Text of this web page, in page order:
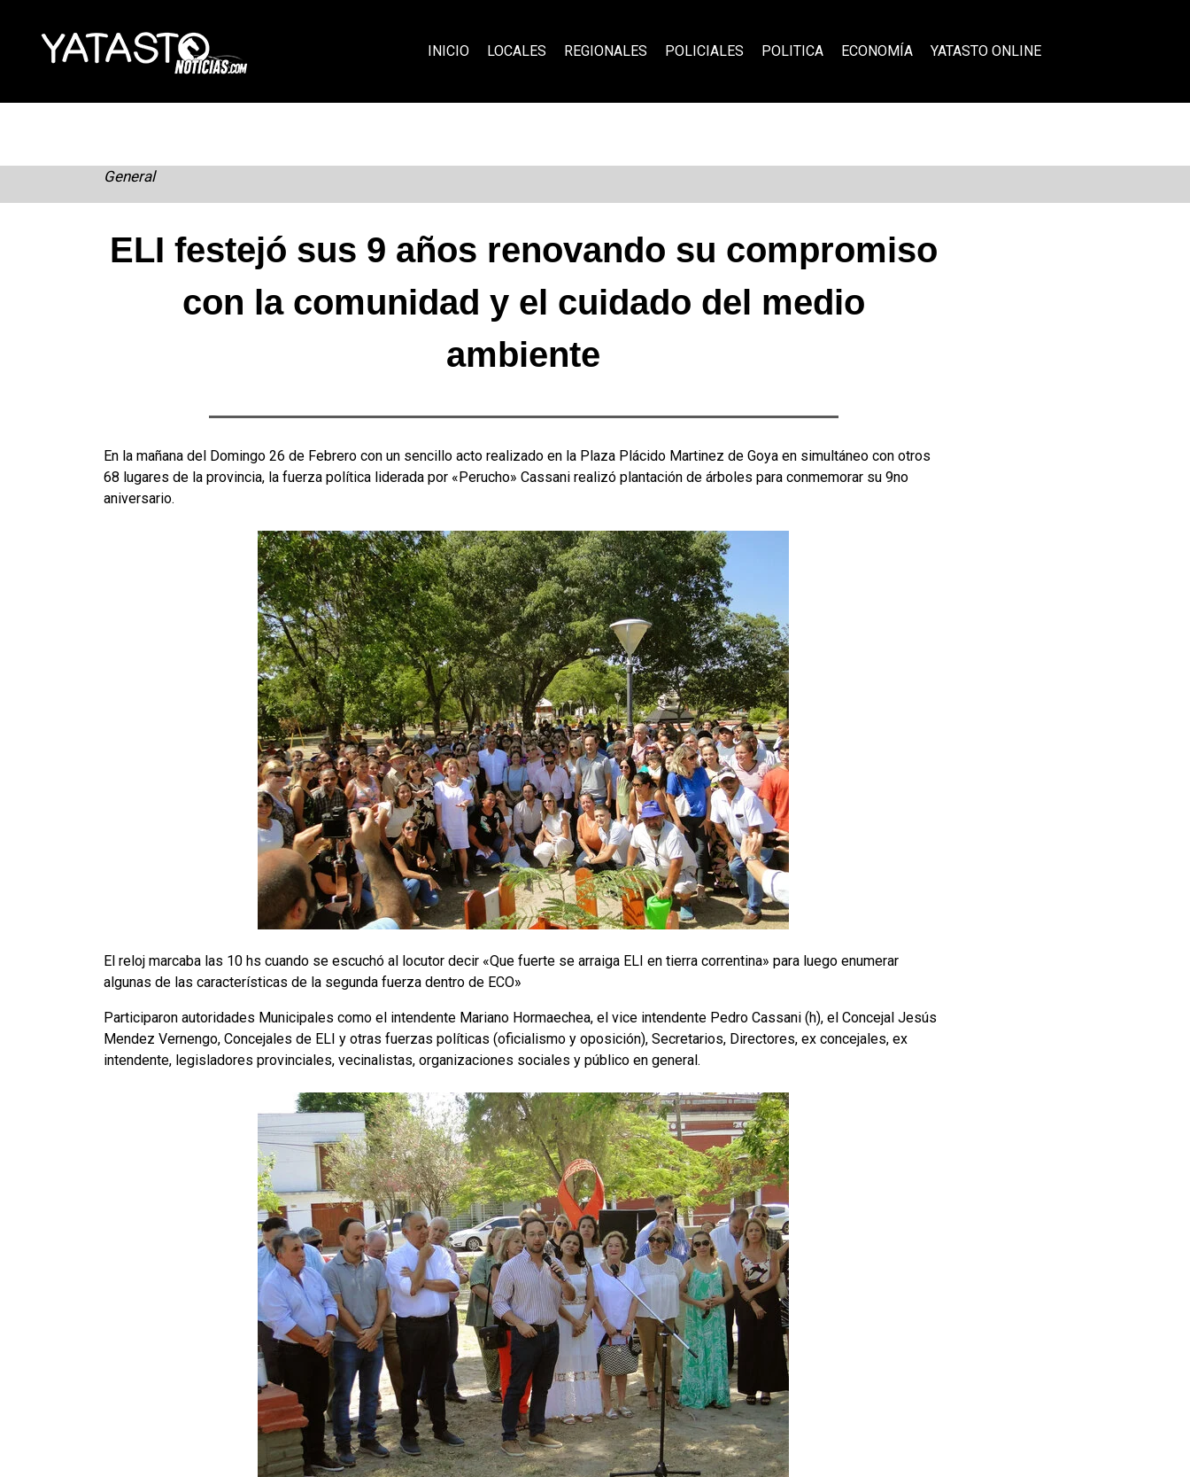
INICIO LOCALES REGIONALES POLICIALES POLITICA ECONOMÍA YATASTO ONLINE
General
ELI festejó sus 9 años renovando su compromiso
con la comunidad y el cuidado del medio
ambiente
En la mañana del Domingo 26 de Febrero con un sencillo acto realizado en la Plaza Plácido Martinez de Goya en simultáneo con otros
68 lugares de la provincia, la fuerza política liderada por «Perucho» Cassani realizó plantación de árboles para conmemorar su 9no
aniversario.
El reloj marcaba las 10 hs cuando se escuchó al locutor decir «Que fuerte se arraiga ELI en tierra correntina» para luego enumerar
algunas de las características de la segunda fuerza dentro de ECO»
Participaron autoridades Municipales como el intendente Mariano Hormaechea, el vice intendente Pedro Cassani (h), el Concejal Jesús
Mendez Vernengo, Concejales de ELI y otras fuerzas políticas (oficialismo y oposición), Secretarios, Directores, ex concejales, ex
intendente, legisladores provinciales, vecinalistas, organizaciones sociales y público en general.